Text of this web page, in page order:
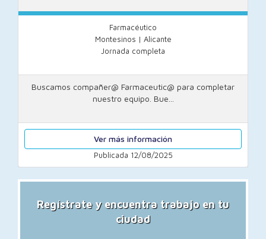
Farmacéutico
Montesinos | Alicante
Jornada completa
Buscamos compañer@ Farmaceutic@ para completar
nuestro equipo. Bue...
Ver más información
Publicada 12/08/2025
Regístrate y encuentra trabajo en tu
ciudad